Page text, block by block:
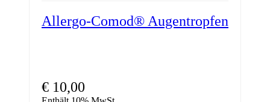
Allergo-Comod® Augentropfen
€ 10,00